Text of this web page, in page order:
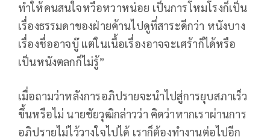
ทำให้คนสนใจหวือหวาหน่อย เป็นการโหมโรงก็เป็น
เรื่องธรรมดาของฝ่ายค้านไปดูที่สาระดีกว่า หนังบาง
เรื่องชื่ออาจบู๊ แต่ในเนื้อเรื่องอาจจะเศร้าก็ได้หรือ
เป็นหนังตลกก็ไม่รู้”
เมื่อถามว่าหลังการอภิปรายจะนำไปสู่การยุบสภาเร็ว
ขึ้นหรือไม่ นายชัยวุฒิกล่าวว่า คิดว่าหากเราผ่านการ
อภิปรายไม่ไว้วางใจไปได้ เราก็ต้องทำงานต่อไปอีก